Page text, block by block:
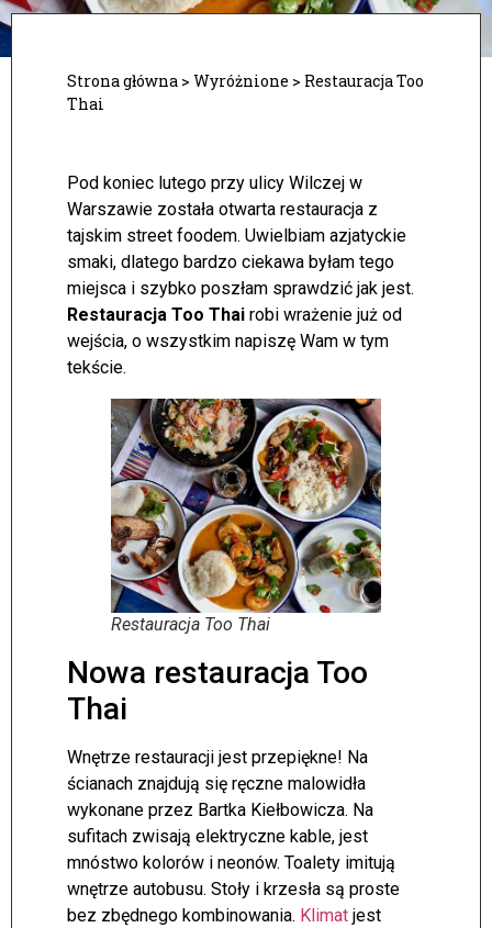
Strona główna > Wyróżnione > Restauracja Too
Thai
Pod koniec lutego przy ulicy Wilczej w
Warszawie została otwarta restauracja z
tajskim street foodem. Uwielbiam azjatyckie
smaki, dlatego bardzo ciekawa byłam tego
miejsca i szybko poszłam sprawdzić jak jest.
Restauracja Too Thai robi wrażenie już od
wejścia, o wszystkim napiszę Wam w tym
tekście.
Restauracja Too Thai
Nowa restauracja Too
Thai
Wnętrze restauracji jest przepiękne! Na
ścianach znajdują się ręczne malowidła
wykonane przez Bartka Kiełbowicza. Na
sufitach zwisają elektryczne kable, jest
mnóstwo kolorów i neonów. Toalety imitują
wnętrze autobusu. Stoły i krzesła są proste
bez zbędnego kombinowania. Klimat jest